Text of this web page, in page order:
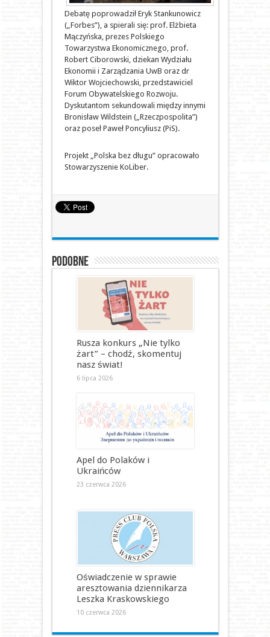
Debatę poprowadził Eryk Stankunowicz
(„Forbes”), a spierali się: prof. Elżbieta
Mączyńska, prezes Polskiego
Towarzystwa Ekonomicznego, prof.
Robert Ciborowski, dziekan Wydziału
Ekonomii i Zarządzania UwB oraz dr
Wiktor Wojciechowski, przedstawiciel
Forum Obywatelskiego Rozwoju.
Dyskutantom sekundowali między innymi
Bronisław Wildstein („Rzeczpospolita”)
oraz poseł Paweł Poncyliusz (PiS).
Projekt „Polska bez długu” opracowało
Stowarzyszenie KoLiber.
Podobne
Rusza konkurs „Nie tylko
żart” – chodź, skomentuj
nasz świat!
6 lipca 2026
Apel do Polaków i
Ukraińców
23 czerwca 2026
Oświadczenie w sprawie
aresztowania dziennikarza
Leszka Kraskowskiego
10 czerwca 2026